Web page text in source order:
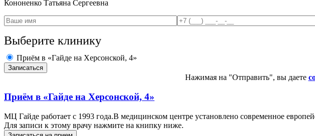
Кононенко Татьяна Сергеевна
Выберите клинику
Приём в «Гайде на Херсонской, 4»
Нажимая на "Отправить", вы даете
Приём в «Гайде на Херсонской, 4»
МЦ Гайде работает с 1993 года.В медицинском центре установлено современное
Для записи к этому врачу нажмите на книпку ниже.